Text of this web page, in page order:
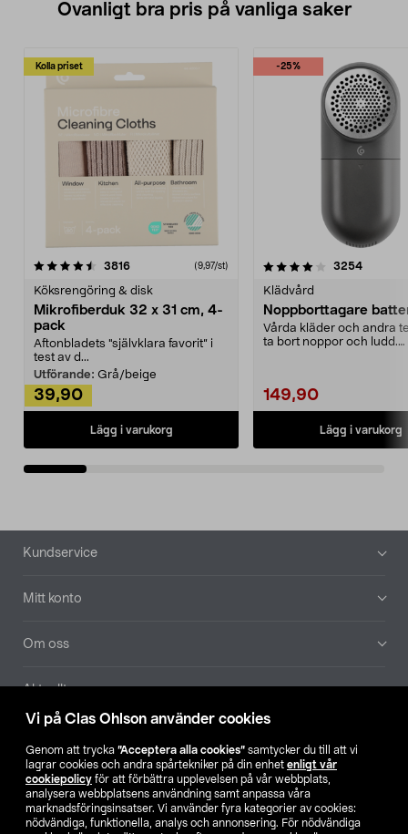
Vi på Clas Ohlson använder cookies
Genom att trycka ”Acceptera alla cookies” samtycker du till att vi
lagrar cookies och andra spårtekniker på din enhet enligt vår
cookiepolicy för att förbättra upplevelsen på vår webbplats,
analysera webbplatsens användning samt anpassa våra
marknadsföringsinsatser. Vi använder fyra kategorier av cookies:
nödvändiga, funktionella, analys och annonsering. För nödvändiga
Ovanligt bra pris på vanliga saker
Kolla priset
3816recensioner (9,97/st)
Köksrengöring & disk
Mikrofiberduk 32 x 31 cm, 4-
pack
Aftonbladets "självklara favorit” i
test av d...
Utförande: Grå/beige
39,90
Lägg i varukorg
-25%
4.0av 5 stjärnor 3254
Klädvård
Noppborttagare
Vårda kläder och andra
ta bort noppor och ludd.
149,90
Lägg i varukorg
4.5av 5 stjärnor
Sidfot
Kundservice
Mitt konto
Om oss
Aktuellt
Hitta butik
SE NO FI